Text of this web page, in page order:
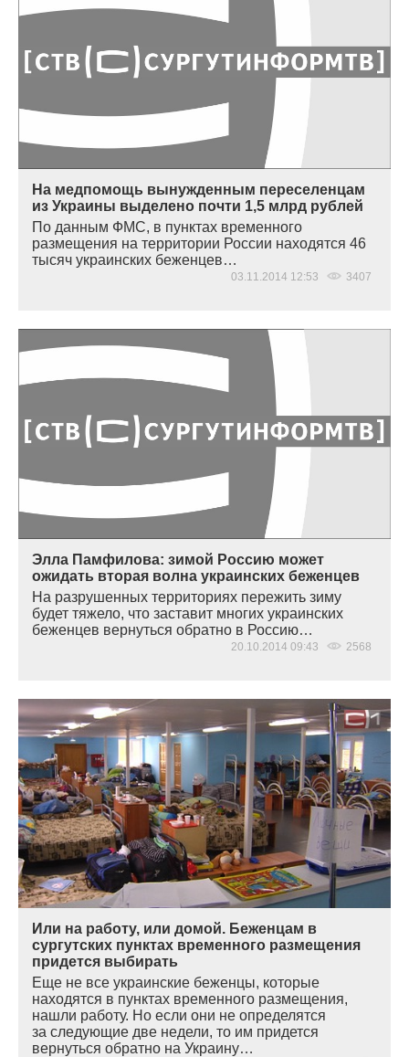
На медпомощь вынужденным переселенцам
из Украины выделено почти 1,5 млрд рублей
По данным ФМС, в пунктах временного
размещения на территории России находятся 46
тысяч украинских беженцев…
03.11.2014 12:53 3407
Элла Памфилова: зимой Россию может
ожидать вторая волна украинских беженцев
На разрушенных территориях пережить зиму
будет тяжело, что заставит многих украинских
беженцев вернуться обратно в Россию…
20.10.2014 09:43 2568
Или на работу, или домой. Беженцам в
сургутских пунктах временного размещения
придется выбирать
Еще не все украинские беженцы, которые
находятся в пунктах временного размещения,
нашли работу. Но если они не определятся
за следующие две недели, то им придется
вернуться обратно на Украину…